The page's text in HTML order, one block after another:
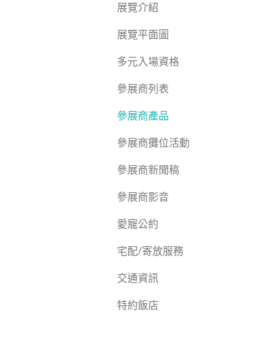
展覽介紹
展覽平面圖
多元入場資格
參展商列表
參展商產品
參展商攤位活動
參展商新聞稿
參展商影音
愛寵公約
宅配/寄放服務
交通資訊
特約飯店